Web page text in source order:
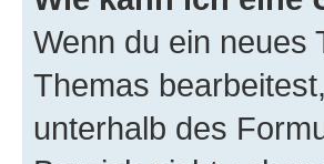
Wenn du ein neues
Themas
unterhalb des